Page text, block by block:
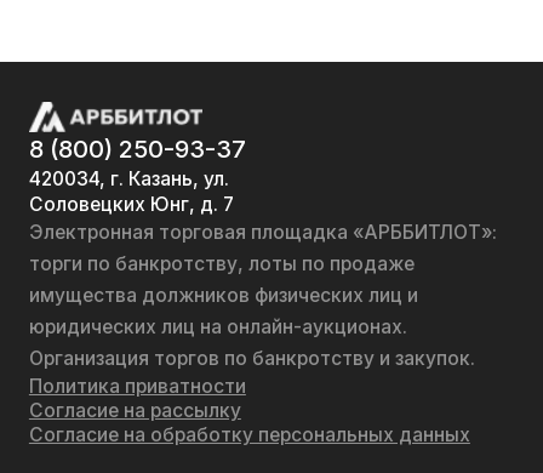
8 (800) 250-93-37
420034, г. Казань, ул.
Соловецких Юнг, д. 7
Электронная торговая площадка «АРББИТЛОТ»:
торги по банкротству, лоты по продаже
имущества должников физических лиц и
юридических лиц на онлайн-аукционах.
Организация торгов по банкротству и закупок.
Политика приватности
Согласие на рассылку
Согласие на обработку персональных данных